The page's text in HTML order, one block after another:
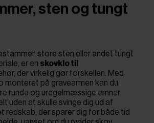
sten og tungt
store sten eller andet tungt
er en skovklo til
der virkelig gør forskellen. Med
monteret på gravearmen kan du
runde og uregelmæssige emner
uden at skulle svinge dig ud af
redskab, der sparer dig for både tid